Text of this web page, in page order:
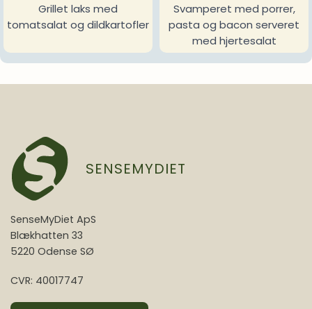
Grillet laks med
tomatsalat og dildkartofler
Svamperet med porrer,
pasta og bacon serveret
med hjertesalat
SENSEMYDIET
SenseMyDiet ApS
Blækhatten 33
5220 Odense SØ
CVR: 40017747